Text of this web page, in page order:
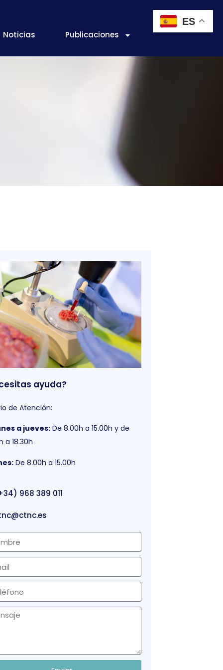
Noticias Publicaciones
ayuda?
de Atención:
a jueves:De 8.00h a 15.00h y de
a 18.30h
De 8.00h a 15.00h
968 389 011
ES